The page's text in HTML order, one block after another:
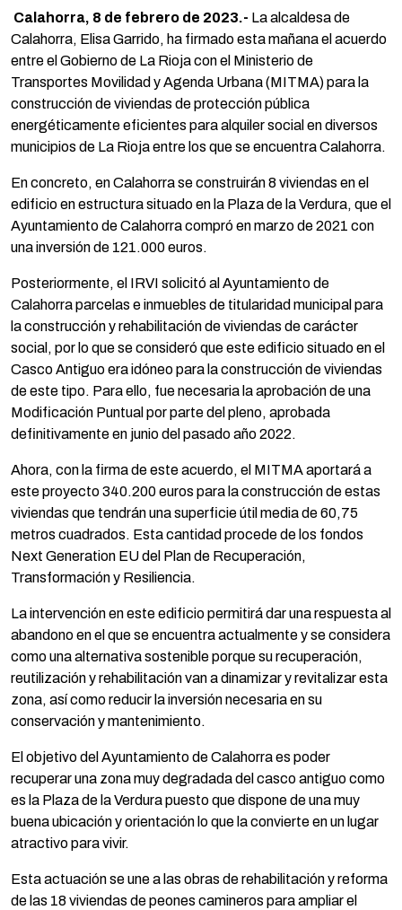
Calahorra, 8 de febrero de 2023.- La alcaldesa de
Calahorra, Elisa Garrido, ha firmado esta mañana el acuerdo
entre el Gobierno de La Rioja con el Ministerio de
Transportes Movilidad y Agenda Urbana (MITMA) para la
construcción de viviendas de protección pública
energéticamente eficientes para alquiler social en diversos
municipios de La Rioja entre los que se encuentra Calahorra.
En concreto, en Calahorra se construirán 8 viviendas en el
edificio en estructura situado en la Plaza de la Verdura, que el
Ayuntamiento de Calahorra compró en marzo de 2021 con
una inversión de 121.000 euros.
Posteriormente, el IRVI solicitó al Ayuntamiento de
Calahorra parcelas e inmuebles de titularidad municipal para
la construcción y rehabilitación de viviendas de carácter
social, por lo que se consideró que este edificio situado en el
Casco Antiguo era idóneo para la construcción de viviendas
de este tipo. Para ello, fue necesaria la aprobación de una
Modificación Puntual por parte del pleno, aprobada
definitivamente en junio del pasado año 2022.
Ahora, con la firma de este acuerdo, el MITMA aportará a
este proyecto 340.200 euros para la construcción de estas
viviendas que tendrán una superficie útil media de 60,75
metros cuadrados. Esta cantidad procede de los fondos
Next Generation EU del Plan de Recuperación,
Transformación y Resiliencia.
La intervención en este edificio permitirá dar una respuesta al
abandono en el que se encuentra actualmente y se considera
como una alternativa sostenible porque su recuperación,
reutilización y rehabilitación van a dinamizar y revitalizar esta
zona, así como reducir la inversión necesaria en su
conservación y mantenimiento.
El objetivo del Ayuntamiento de Calahorra es poder
recuperar una zona muy degradada del casco antiguo como
es la Plaza de la Verdura puesto que dispone de una muy
buena ubicación y orientación lo que la convierte en un lugar
atractivo para vivir.
Esta actuación se une a las obras de rehabilitación y reforma
de las 18 viviendas de peones camineros para ampliar el